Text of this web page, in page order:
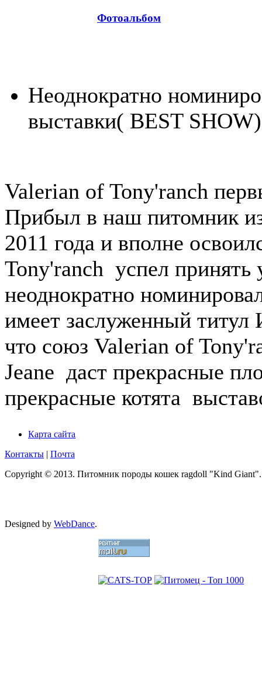
Фотоальбом
Неоднократно
выставки( BEST SHOW)
Valerian of Tony'ranch
Прибыл в наш питомник
2011 года и вполне
Tony'ranch успел принять
неоднократно
имеет заслуженный
что союз Valerian of
Jeane даст прекрасные
прекрасные котята
Карта сайта
Контакты | Почта
Copyright © 2013. Питомник породы кошек ragdoll "Kind Giant".
Designed by WebDance.